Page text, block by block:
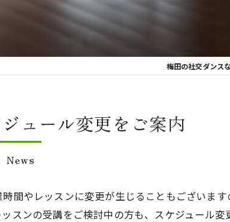
梅田の社交ダンス
ュール変更をご案内
News
間やレッスンに変更が生じることもございま
スンの受講をご検討中の方も、スケジュール